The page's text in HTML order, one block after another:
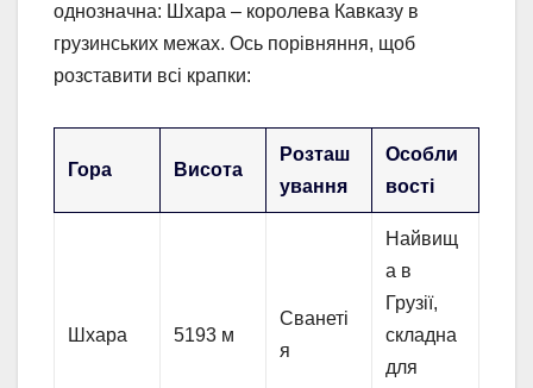
однозначна: Шхара – королева Кавказу в
грузинських межах. Ось порівняння, щоб
розставити всі крапки:
Гора Висота
Розташ
ування
Особли
вості
Шхара 5193 м
Сванеті
я
Найвищ
а в
Грузії,
складна
для